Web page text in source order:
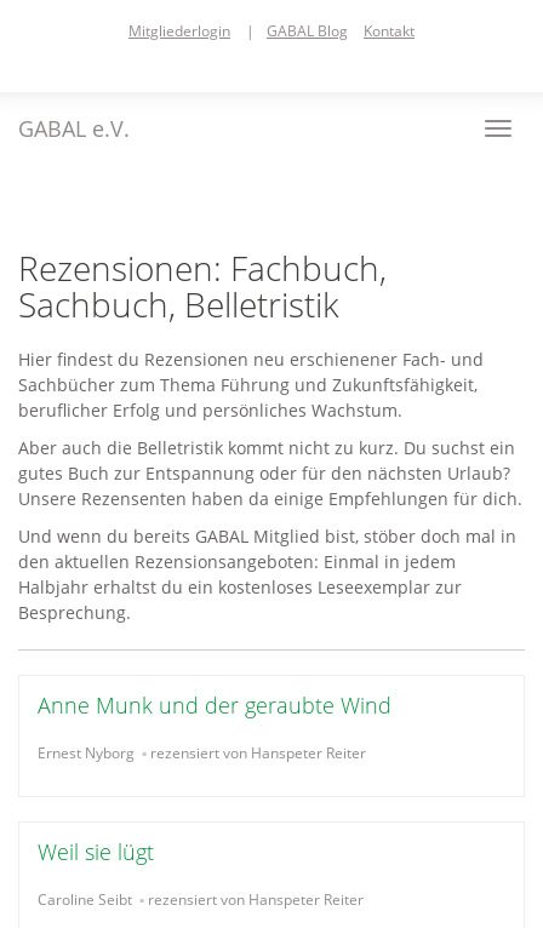
Mitgliederlogin | GABAL Blog Kontakt
GABAL e.V.
Rezensionen: Fachbuch,
Sachbuch, Belletristik
Hier findest du Rezensionen neu erschienener Fach- und
Sachbücher zum Thema Führung und Zukunftsfähigkeit,
beruflicher Erfolg und persönliches Wachstum.
Aber auch die Belletristik kommt nicht zu kurz. Du suchst ein
gutes Buch zur Entspannung oder für den nächsten Urlaub?
Unsere Rezensenten haben da einige Empfehlungen für dich.
Und wenn du bereits GABAL Mitglied bist, stöber doch mal in
den aktuellen Rezensionsangeboten: Einmal in jedem
Halbjahr erhaltst du ein kostenloses Leseexemplar zur
Besprechung.
Anne Munk und der geraubte Wind
Ernest Nyborg rezensiert von Hanspeter Reiter
Weil sie lügt
Caroline Seibt rezensiert von Hanspeter Reiter